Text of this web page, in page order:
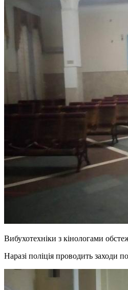
Вибухотехніки з кінологами
Наразі поліція проводить заходи